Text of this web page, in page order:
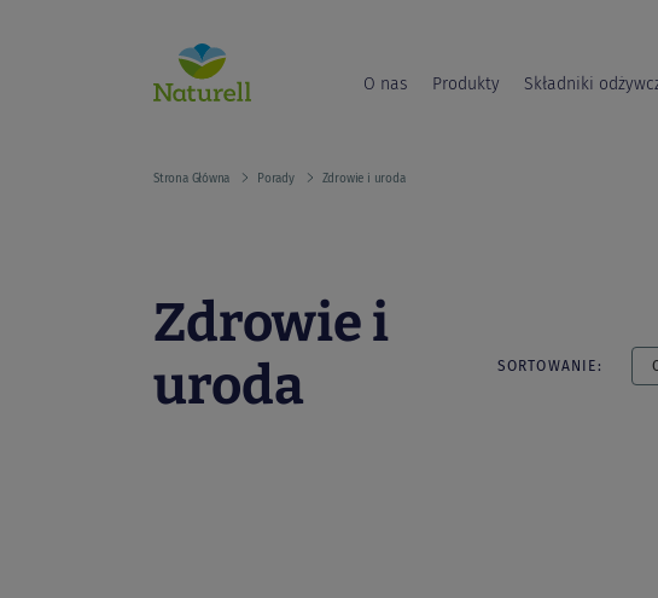
O nas Produkty Składniki
Strona Główna Porady Zdrowie i uroda
Zdrowie i
uroda
SORTOWANIE: